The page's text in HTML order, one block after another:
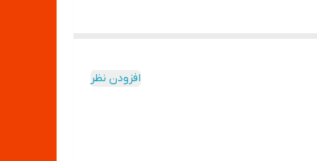
افزودن نظر